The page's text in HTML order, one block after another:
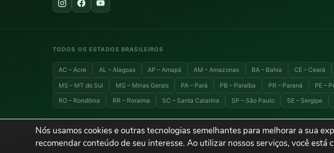
Nós usamos cookies e outras tecnologias semelhantes para melhorar a sua
recomendar conteúdo de seu interesse. Ao utilizar nossos serviços, você está
TODOS OS ESTADOS BRASILEIROS
AC – Acre AL – Alagoas AP – Amapá AM – Amazonas BA – Bahia CE – Ceará
MS – MT do Sul MG – Minas Gerais PA – Pará PB – Paraíba PR – Paraná PE –
RO – Rondônia RR – Roraima SC – Santa Catarina SP – São Paulo SE – Sergipe
© 2026 Explora Brasil — Todos os direitos reservados. Viagens, turismo e destinos do Brasil.